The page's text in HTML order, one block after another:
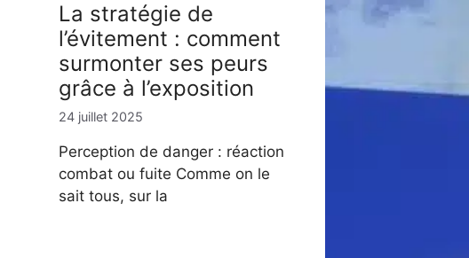
La stratégie de
l’évitement : comment
surmonter ses peurs
grâce à l’exposition
24 juillet 2025
Perception de danger : réaction
combat ou fuite Comme on le
sait tous, sur la